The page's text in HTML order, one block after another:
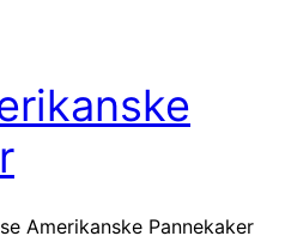
Amerikanske Pannekaker